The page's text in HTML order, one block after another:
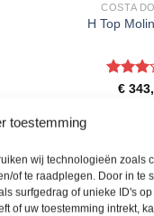
toestemming
wij technologieën zoals
of te raadplegen. Door in te
surfgedrag of unieke ID's op
of uw toestemming intrekt,
COSTA
H Top
€
accommodatie in
reis direct bij onze
vanaf EUR
PRIJZEN EN